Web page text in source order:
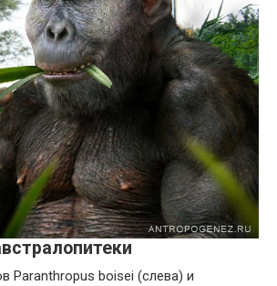
Paranthropus boisei (слева) и